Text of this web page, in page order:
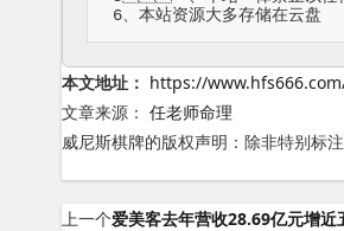
本文地址： https://
文章来源： 任老师命理
威尼斯棋牌的版权声明： 除非特别标
上一个爱美客去年营收28.69亿元增